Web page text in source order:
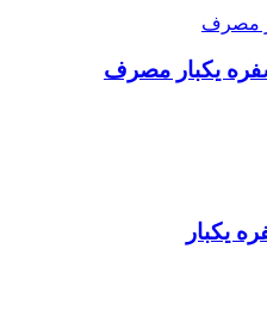
یکبار مصرف
یکبار